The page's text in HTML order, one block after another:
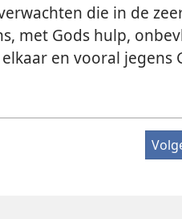
die in de
met Gods hulp,
en vooral jegens